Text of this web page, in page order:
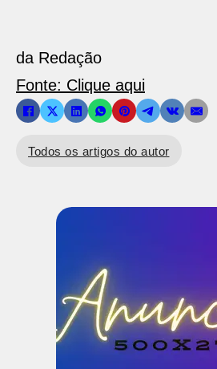
da Redação
Fonte: Clique aqui
Todos os artigos do autor